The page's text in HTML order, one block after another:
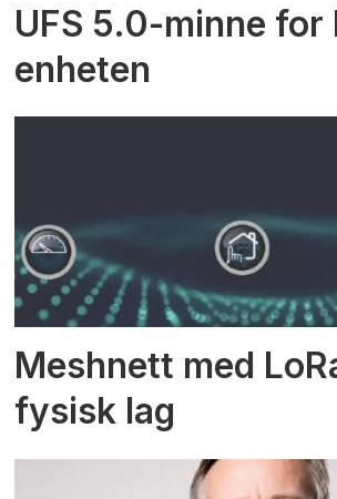
UFS 5.0-minne for
enheten
Meshnett med
fysisk lag